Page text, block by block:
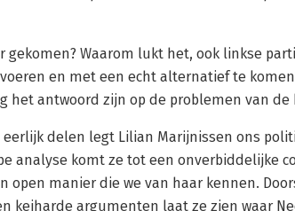
gekomen? Waarom lukt het, ook linkse
en met een echt alternatief te
het antwoord zijn op de problemen van de
eerlijk delen legt Lilian Marijnissen ons
analyse komt ze tot een onverbiddelijke
open manier die we van haar kennen.
keiharde argumenten laat ze zien waar